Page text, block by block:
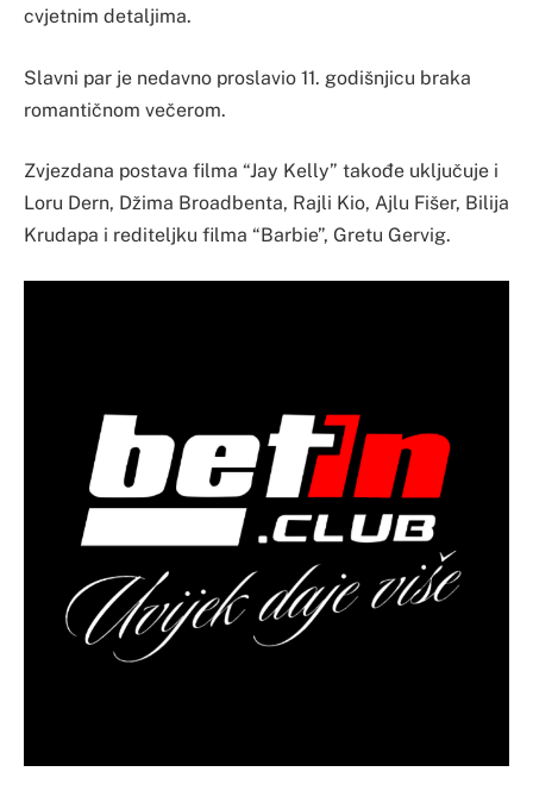
cvjetnim detaljima.
Slavni par je nedavno proslavio 11. godišnjicu braka
romantičnom večerom.
Zvjezdana postava filma “Jay Kelly” takođe uključuje i
Loru Dern, Džima Broadbenta, Rajli Kio, Ajlu Fišer, Bilija
Krudapa i rediteljku filma “Barbie”, Gretu Gervig.